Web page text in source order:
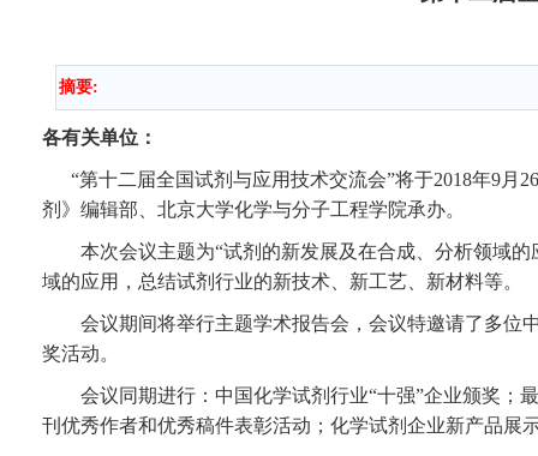
摘要:
各有关单位：
“第十二届全国试剂与应用技术交流会”将于2018年9月
剂》编辑部、北京大学化学与分子工程学院承办。
本次会议主题为“试剂的新发展及在合成、分析领域的
域的应用，总结试剂行业的新技术、新工艺、新材料等。
会议期间将举行主题学术报告会，会议特邀请了多位
奖活动。
会议同期进行：中国化学试剂行业“十强”企业颁奖；
刊优秀作者和优秀稿件表彰活动；化学试剂企业新产品展